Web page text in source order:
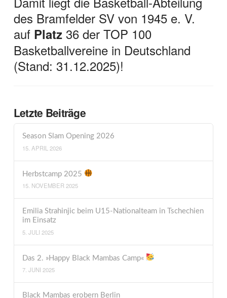
des Bramfelder SV von 1945 e. V.
auf Platz 36 der TOP 100
Basketballvereine in Deutschland
(Stand: 31.12.2025)!
Letzte Beiträge
Season Slam Opening 2026
15. APRIL 2026
Herbstcamp 2025
15. NOVEMBER 2025
Emilia Strahinjic beim U15-Nationalteam in Tschechien
im Einsatz
5. JULI 2025
Das 2. »Happy Black Mambas Camp«
7. JUNI 2025
Black Mambas erobern Berlin